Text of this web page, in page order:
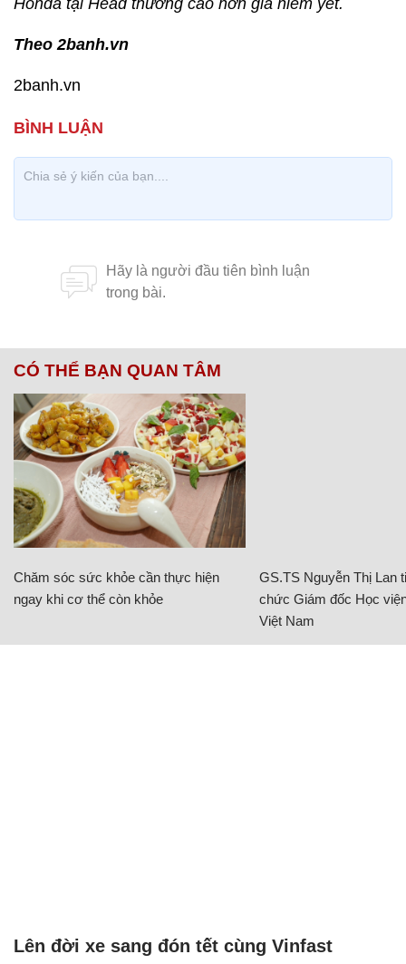
Honda tại Head thường cao hơn giá niêm yết.
Theo 2banh.vn
2banh.vn
CÓ THỂ BẠN QUAN TÂM
Chăm sóc sức khỏe cần thực hiện
ngay khi cơ thể còn khỏe
GS.TS Nguyễn Thị Lan
chức Giám đốc Học
Việt Nam
Lên đời xe sang đón tết cùng Vinfast